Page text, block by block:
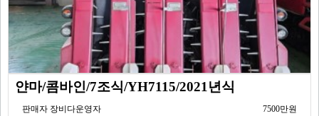
얀마/콤바인/7조식/YH7115/2021년식
판매자 장비다운영자 7500만원